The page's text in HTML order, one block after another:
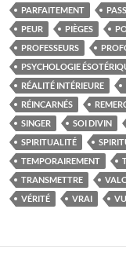
PARFAITEMENT
PEUR
PIÈGES
PROFESSEURS
PSYCHOLOGIE
RÉALITÉ INTÉRIEURE
RÉINCARNÉS
SINGER
SOI DIVIN
SPIRITUALITÉ
TEMPORAIREMENT
TRANSMETTRE
VÉRITÉ
VRAI